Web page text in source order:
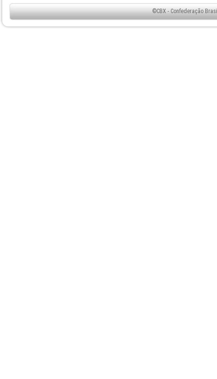
©CBX - Confederação